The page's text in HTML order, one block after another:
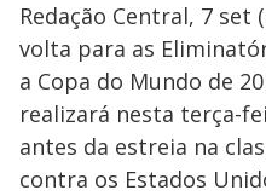
Redação Central, 7 set
volta para as
a Copa do Mundo de
realizará nesta terça-
antes da estreia na
contra os Estados